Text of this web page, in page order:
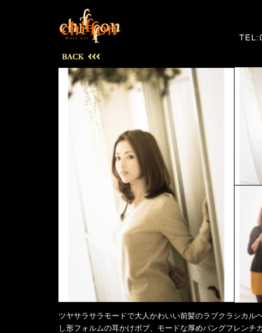
ツヤサラサラモードで大人かわいい前髪のラブクラシカル
し形フォルムの耳かけボブ、モードな厚めバングフレンチ